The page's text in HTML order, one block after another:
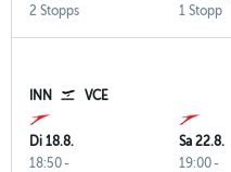
2 Stopps 1 Stopp
INN VCE
Di 18.8.
18:50-
Sa 22.8.
19:00-